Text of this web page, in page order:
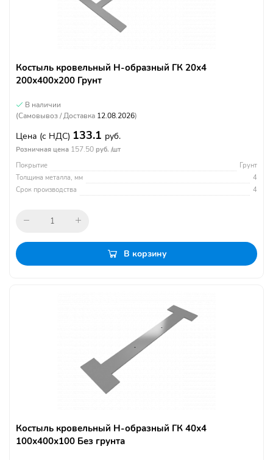
Костыль кровельный Н-образный ГК 20х4
200х400х200 Грунт
В наличии
(Самовывоз / Доставка 12.08.2026)
Цена (с НДС) 133.1 руб.
Розничная цена 157.50 руб. /шт
Покрытие
Грунт
Толщина металла, мм
4
Срок производства
4
В корзину
Костыль кровельный Н-образный ГК 40х4
100х400х100 Без грунта